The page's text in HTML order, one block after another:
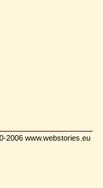
2006 www.webstories.eu